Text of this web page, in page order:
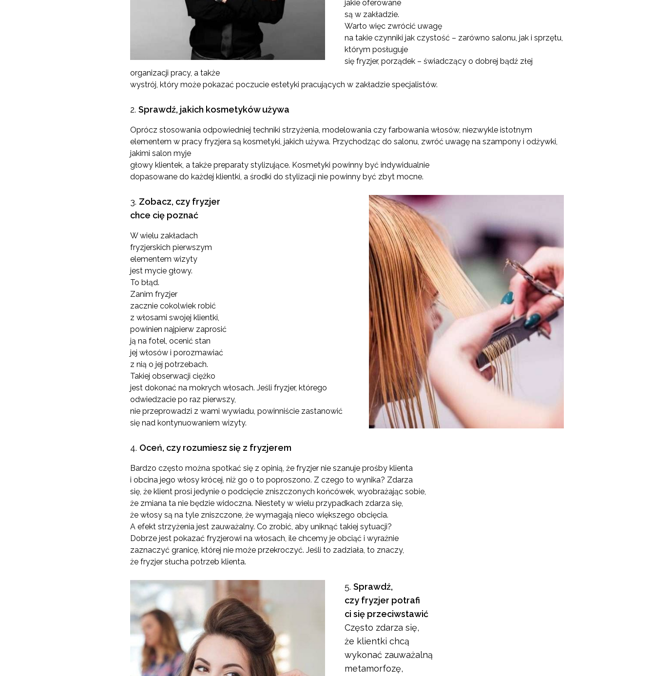
jakie oferowane
są w zakładzie.
Warto więc zwrócić uwagę
na takie czynniki jak czystość – zarówno salonu, jak i sprzętu,
którym posługuje
się fryzjer, porządek – świadczący o dobrej bądź złej
organizacji pracy, a także
wystrój, który może pokazać poczucie estetyki pracujących w zakładzie specjalistów.
Sprawdź, jakich kosmetyków używa
Oprócz stosowania odpowiedniej techniki strzyżenia, modelowania czy farbowania włosów, niezwykle istotnym
elementem w pracy fryzjera są kosmetyki, jakich używa. Przychodząc do salonu, zwróć uwagę na szampony i odżywki,
jakimi salon myje
głowy klientek, a także preparaty stylizujące. Kosmetyki powinny być indywidualnie
dopasowane do każdej klientki, a środki do stylizacji nie powinny być zbyt mocne.
Zobacz, czy fryzjer
chce cię poznać
W wielu zakładach
fryzjerskich pierwszym
elementem wizyty
jest mycie głowy.
To błąd.
Zanim fryzjer
zacznie cokolwiek robić
z włosami swojej klientki,
powinien najpierw zaprosić
ją na fotel, ocenić stan
jej włosów i porozmawiać
z nią o jej potrzebach.
Takiej obserwacji ciężko
jest dokonać na mokrych włosach. Jeśli fryzjer, którego
odwiedzacie po raz pierwszy,
nie przeprowadzi z wami wywiadu, powinniście zastanowić
się nad kontynuowaniem wizyty.
Oceń, czy rozumiesz się z fryzjerem
Bardzo często można spotkać się z opinią, że fryzjer nie szanuje prośby klienta
i obcina jego włosy krócej, niż go o to poproszono. Z czego to wynika? Zdarza
się, że klient prosi jedynie o podcięcie zniszczonych końcówek, wyobrażając sobie,
że zmiana ta nie będzie widoczna. Niestety w wielu przypadkach zdarza się,
że włosy są na tyle zniszczone, że wymagają nieco większego obcięcia.
A efekt strzyżenia jest zauważalny. Co zrobić, aby uniknąć takiej sytuacji?
Dobrze jest pokazać fryzjerowi na włosach, ile chcemy je obciąć i wyraźnie
zaznaczyć granicę, której nie może przekroczyć. Jeśli to zadziała, to znaczy,
że fryzjer słucha potrzeb klienta.
Sprawdź,
czy fryzjer potrafi
ci się przeciwstawić
Często zdarza się,
że klientki chcą
wykonać zauważalną
metamorfozę,